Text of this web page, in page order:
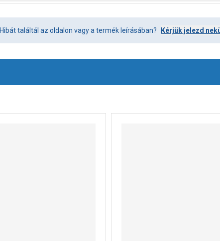
Hibát találtál az oldalon vagy a termék leírásában? Kérjük jelezd